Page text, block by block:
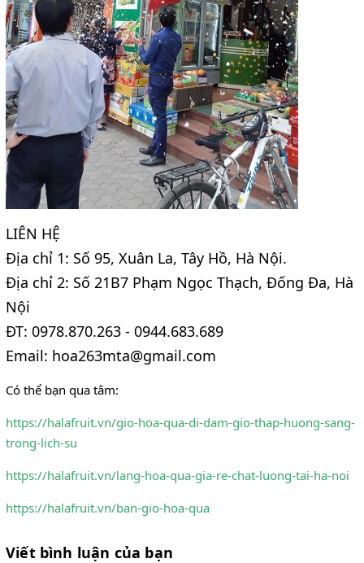
LIÊN HỆ
Địa chỉ 1: Số 95, Xuân La, Tây Hồ, Hà Nội.
Địa chỉ 2: Số 21B7 Phạm Ngọc Thạch, Đống Đa, Hà
Nội
ĐT: 0978.870.263 - 0944.683.689
Email: hoa263mta@gmail.com
Có thể bạn qua tâm:
https://halafruit.vn/gio-hoa-qua-di-dam-gio-thap-huong-sang-
trong-lich-su
https://halafruit.vn/lang-hoa-qua-gia-re-chat-luong-tai-ha-noi
https://halafruit.vn/ban-gio-hoa-qua
Viết bình luận của bạn